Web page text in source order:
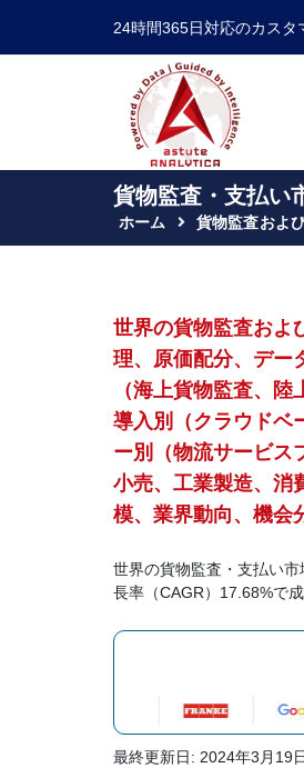
24時間365日対応のカスタ
貨物監査・支払い
ホーム 貨物監査およ
世界の貨物監査およ
理、原価配分、デー
（海上貨物監査、
導入別（クラウドベ
ー別（物流サービス
小売、工業製造、消
模、業界動向、機会
世界の貨物監査・支払い
長率（CAGR）17.68%で
最終更新日: 2024年3月19